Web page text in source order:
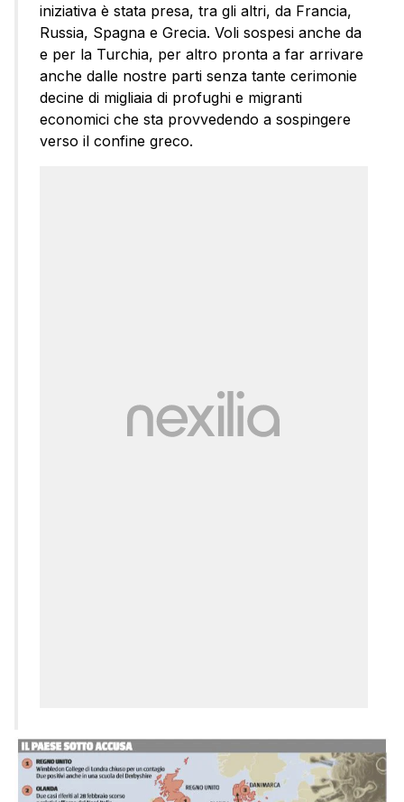
iniziativa è stata presa, tra gli altri, da Francia,
Russia, Spagna e Grecia. Voli sospesi anche da
e per la Turchia, per altro pronta a far arrivare
anche dalle nostre parti senza tante cerimonie
decine di migliaia di profughi e migranti
economici che sta provvedendo a sospingere
verso il confine greco.